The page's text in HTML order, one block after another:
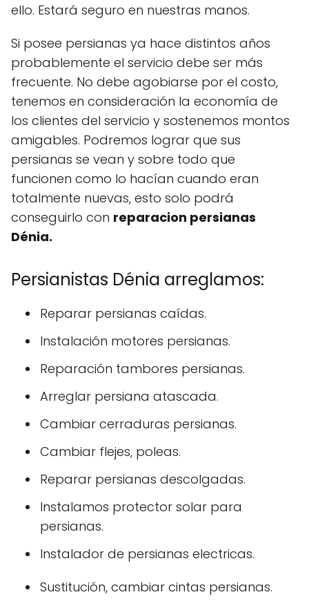
ello. Estará seguro en nuestras manos.
Si posee persianas ya hace distintos años
probablemente el servicio debe ser más
frecuente. No debe agobiarse por el costo,
tenemos en consideración la economía de
los clientes del servicio y sostenemos montos
amigables. Podremos lograr que sus
persianas se vean y sobre todo que
funcionen como lo hacían cuando eran
totalmente nuevas, esto solo podrá
conseguirlo con reparacion persianas
Dénia.
Persianistas Dénia arreglamos:
Reparar persianas caídas.
Instalación motores persianas.
Reparación tambores persianas.
Arreglar persiana atascada.
Cambiar cerraduras persianas.
Cambiar flejes, poleas.
Reparar persianas descolgadas.
Instalamos protector solar para
persianas.
Instalador de persianas electricas.
Sustitución, cambiar cintas persianas.